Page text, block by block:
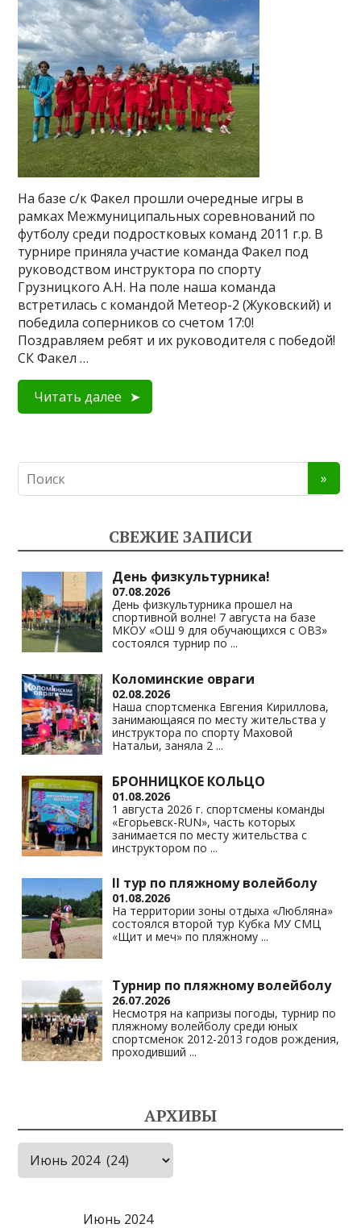
На базе с/к Факел прошли очередные игры в
рамках Межмуниципальных соревнований по
футболу среди подростковых команд 2011 г.р. В
турнире приняла участие команда Факел под
руководством инструктора по спорту
Грузницкого А.Н. На поле наша команда
встретилась с командой Метеор-2 (Жуковский) и
победила соперников со счетом 17:0!
Поздравляем ребят и их руководителя с победой!
СК Факел …
Читать далее
СВЕЖИЕ ЗАПИСИ
День физкультурника!
07.08.2026
День физкультурника прошел на
спортивной волне! 7 августа на базе
МКОУ «ОШ 9 для обучающихся с ОВЗ»
состоялся турнир по ...
Коломинские овраги
02.08.2026
Наша спортсменка Евгения Кириллова,
занимающаяся по месту жительства у
инструктора по спорту Маховой
Натальи, заняла 2 ...
БРОННИЦКОЕ КОЛЬЦО
01.08.2026
1 августа 2026 г. спортсмены команды
«Егорьевск-RUN», часть которых
занимается по месту жительства с
инструктором по ...
II тур по пляжному волейболу
01.08.2026
На территории зоны отдыха «Любляна»
состоялся второй тур Кубка МУ СМЦ
«Щит и меч» по пляжному ...
Турнир по пляжному волейболу
26.07.2026
Несмотря на капризы погоды, турнир по
пляжному волейболу среди юных
спортсменок 2012-2013 годов рождения,
проходивший ...
АРХИВЫ
Архивы
Июнь 2024